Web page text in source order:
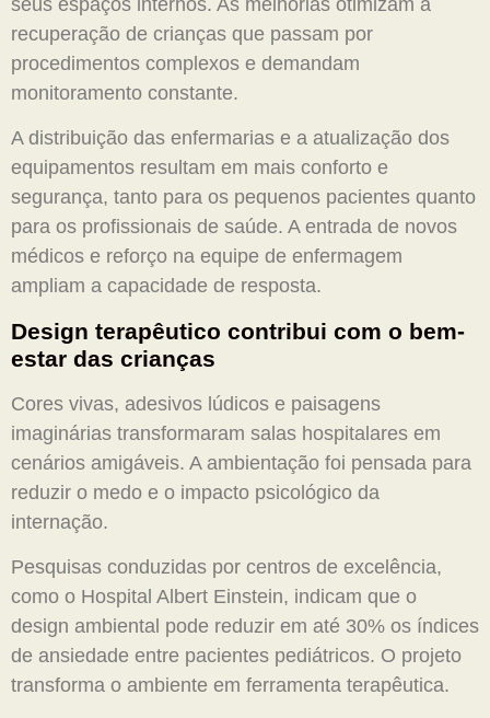
recuperação de crianças que passam por
procedimentos complexos e demandam
monitoramento constante.
A distribuição das enfermarias e a atualização dos
equipamentos resultam em mais conforto e
segurança, tanto para os pequenos pacientes quanto
para os profissionais de saúde. A entrada de novos
médicos e reforço na equipe de enfermagem
ampliam a capacidade de resposta.
Design terapêutico contribui com o bem-
estar das crianças
Cores vivas, adesivos lúdicos e paisagens
imaginárias transformaram salas hospitalares em
cenários amigáveis. A ambientação foi pensada para
reduzir o medo e o impacto psicológico da
internação.
Pesquisas conduzidas por centros de excelência,
como o Hospital Albert Einstein, indicam que o
design ambiental pode reduzir em até 30% os índices
de ansiedade entre pacientes pediátricos. O projeto
transforma o ambiente em ferramenta terapêutica.